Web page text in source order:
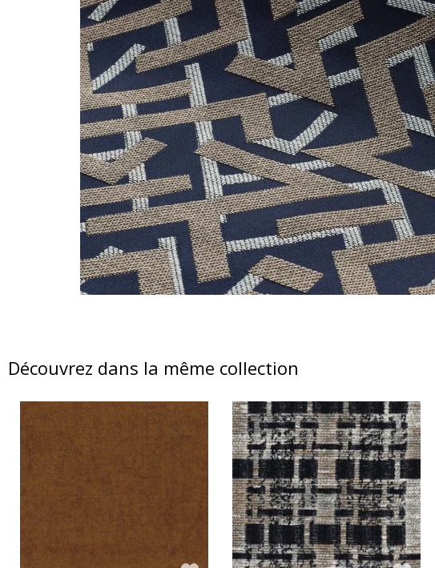
Découvrez dans la même collection